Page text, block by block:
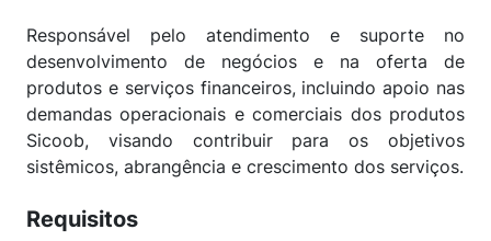
Responsável pelo atendimento e suporte no
desenvolvimento de negócios e na oferta de
produtos e serviços financeiros, incluindo apoio nas
demandas operacionais e comerciais dos produtos
Sicoob, visando contribuir para os objetivos
sistêmicos, abrangência e crescimento dos serviços.
Requisitos